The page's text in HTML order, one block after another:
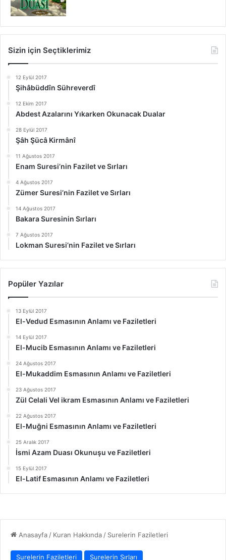
Sizin için Seçtiklerimiz
12 Eylül 2017
Şihâbüddîn Sühreverdî
12 Ekim 2017
Abdest Azalarını Yıkarken Okunacak Dualar
28 Eylül 2017
Şâh Şücâ Kirmânî
11 Ağustos 2017
Enam Suresi’nin Fazilet ve Sırları
4 Ağustos 2017
Zümer Suresi’nin Fazilet ve Sırları
14 Ağustos 2017
Bakara Suresinin Sırları
7 Ağustos 2017
Lokman Suresi’nin Fazilet ve Sırları
Popüler Yazılar
13 Eylül 2017
El-Vedud Esmasının Anlamı ve Faziletleri
14 Eylül 2017
El-Mucib Esmasının Anlamı ve Faziletleri
24 Ağustos 2017
El-Mukaddim Esmasının Anlamı ve Faziletleri
23 Ağustos 2017
Zül Celali Vel ikram Esmasının Anlamı ve Faziletleri
22 Ağustos 2017
El-Muğni Esmasının Anlamı ve Faziletleri
25 Aralık 2017
İsmi Azam Duası Okunuşu ve Faziletleri
15 Eylül 2017
El-Latif Esmasının Anlamı ve Faziletleri